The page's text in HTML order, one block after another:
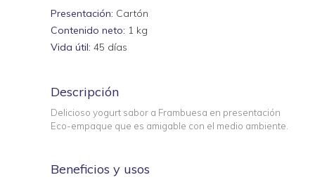
Presentación: Cartón
Contenido neto: 1 kg
Vida útil: 45 días
Descripción
Delicioso yogurt sabor a Frambuesa en presentación
Eco-empaque que es amigable con el medio ambiente.
Beneficios y usos